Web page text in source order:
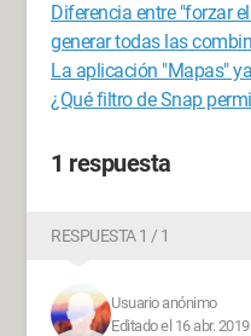
Diferencia entre "forzar
generar todas las
La aplicación "Mapas"
¿Qué filtro de Snap
1 respuesta
RESPUESTA 1 / 1
Usuario anónimo
Editado el 16 abr.